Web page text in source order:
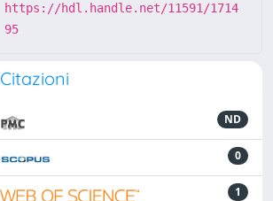
https://hdl.handle.net/11591/1714
95
Citazioni
ND
0
1